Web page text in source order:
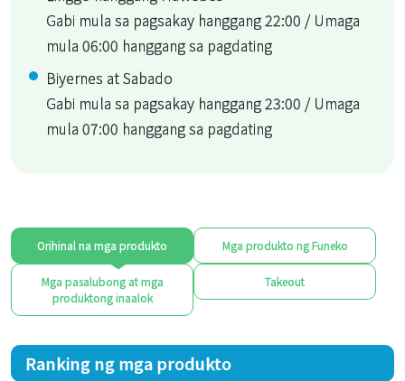
Gabi mula sa pagsakay hanggang 22:00 / Umaga
mula 06:00 hanggang sa pagdating
Biyernes at Sabado
Gabi mula sa pagsakay hanggang 23:00 / Umaga
mula 07:00 hanggang sa pagdating
Orihinal na mga produkto Mga produkto ng Funeko
Mga pasalubong at mga
produktong inaalok
Takeout
Ranking ng mga produkto